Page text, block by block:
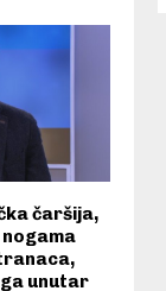
čaršija,
unutar